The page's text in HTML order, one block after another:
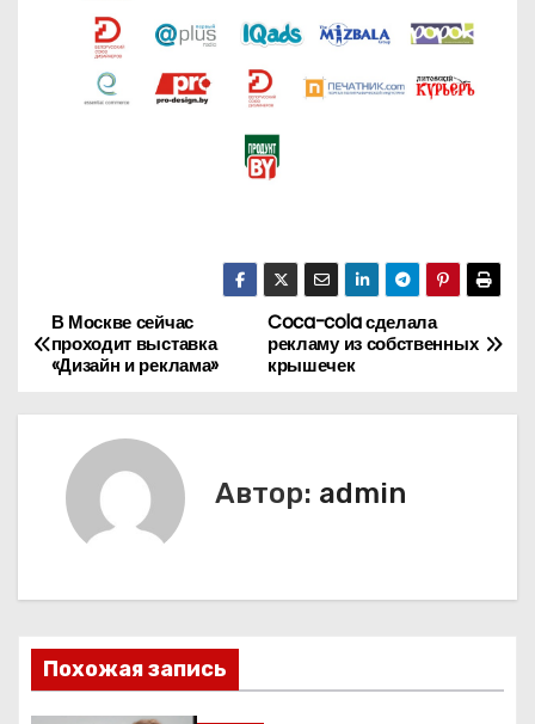
Н
ц
и
Coca-cola сделала
рекламу из собственных
крышечек
В Москве сейчас
проходит выставка
«Дизайн и реклама»
Автор: admin
Похожая запись